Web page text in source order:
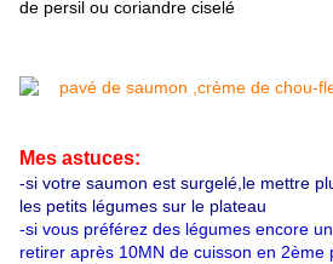
de persil ou coriandre ciselé
Mes astuces:
-si votre saumon est surgelé,le mettre
les petits légumes sur le plateau
-si vous préférez des légumes encore
retirer après 10MN de cuisson en 2ème